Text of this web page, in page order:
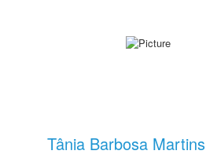
Tânia Barbosa Martins